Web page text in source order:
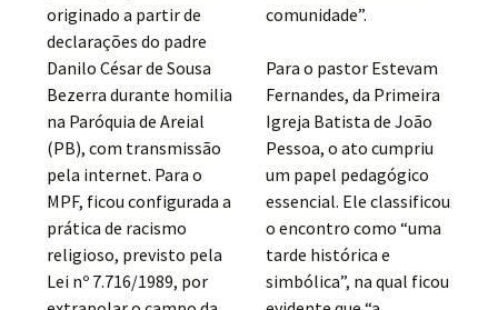
originado a partir de
declarações do padre
Danilo César de Sousa
Bezerra durante homilia
na Paróquia de Areial
(PB), com transmissão
pela internet. Para o
MPF, ficou configurada a
prática de racismo
religioso, previsto pela
Lei nº 7.716/1989, por
comunidade”.
Para o pastor Estevam
Fernandes, da Primeira
Igreja Batista de João
Pessoa, o ato cumpriu
um papel pedagógico
essencial. Ele classificou
o encontro como “uma
tarde histórica e
simbólica”, na qual ficou